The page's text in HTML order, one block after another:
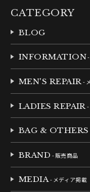
CATEGORY
BLOG
INFORMATION
MEN'S REPAIR-
LADIES REPAIR -
BAG & OTHERS
BRAND - 販売商品
MEDIA- メディア掲載